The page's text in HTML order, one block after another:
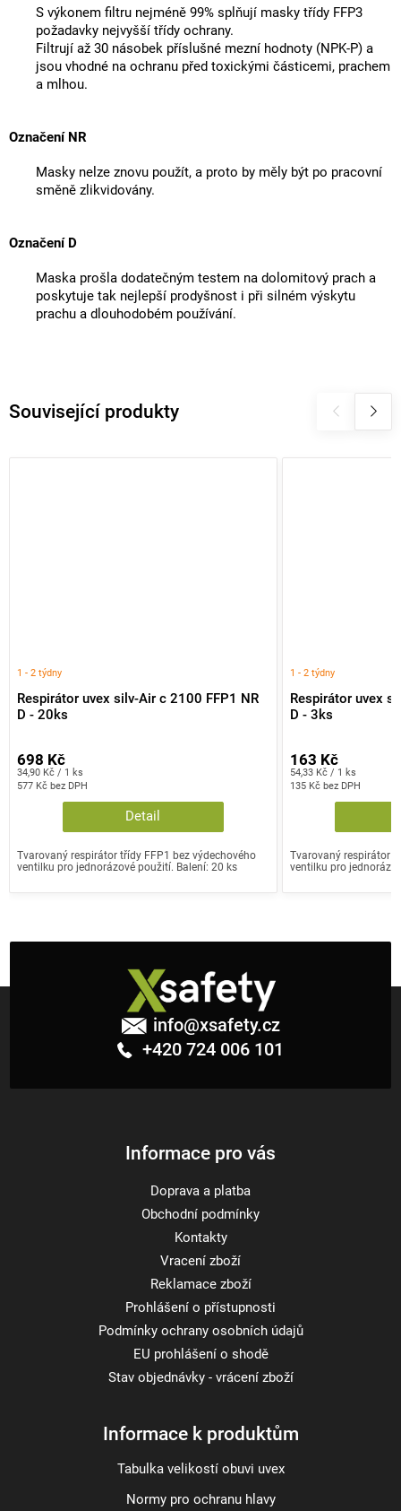
Související produkty
Respirátor uvex silv-Air c 2100 FFP1 NR
D - 20ks
1 - 2 týdny
577 Kč bez DPH
698 Kč
Měrná
cena:
34,90 Kč / 1 ks
Detail
Tvarovaný respirátor třídy FFP1 bez výdechového
ventilku pro jednorázové použití. Balení: 20 ks
Respirátor uvex
D - 3ks
1 - 2 týdny
135 Kč bez DPH
163 Kč
Měrná
cena:
54,33 Kč / 1 ks
Tvarovaný respirátor
ventilku pro
S výkonem filtru nejméně 99% splňují masky třídy FFP3
požadavky nejvyšší třídy ochrany.
Filtrují až 30 násobek příslušné mezní hodnoty (NPK-P) a
jsou vhodné na ochranu před toxickými částicemi, prachem
a mlhou.
Označení NR
Masky nelze znovu použít, a proto by měly být po pracovní
směně zlikvidovány.
Označení D
Maska prošla dodatečným testem na dolomitový prach a
poskytuje tak nejlepší prodyšnost i při silném výskytu
prachu a dlouhodobém používání.
info@xsafety.cz
+420 724 006 101
Informace pro vás
Doprava a platba
Obchodní podmínky
Kontakty
Vracení zboží
Reklamace zboží
Prohlášení o přístupnosti
Podmínky ochrany osobních údajů
EU prohlášení o shodě
Stav objednávky - vrácení zboží
Informace k produktům
Tabulka velikostí obuvi uvex
Normy pro ochranu hlavy